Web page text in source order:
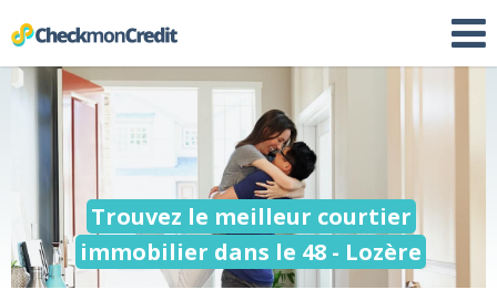
Trouvez le meilleur courtier
immobilier dans le 48 - Lozère